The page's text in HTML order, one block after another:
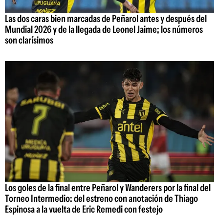
Las dos caras bien marcadas de Peñarol antes y después del
Mundial 2026 y de la llegada de Leonel Jaime; los números
son clarísimos
Los goles de la final entre Peñarol y Wanderers por la final del
Torneo Intermedio: del estreno con anotación de Thiago
Espinosa a la vuelta de Eric Remedi con festejo